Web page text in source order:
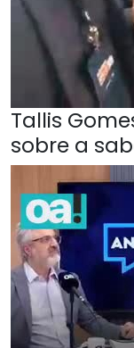
Tallis
sobre a